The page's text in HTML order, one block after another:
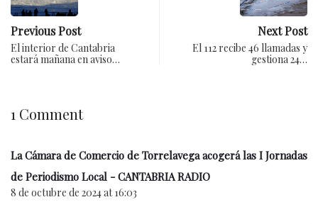
Previous Post
El interior de Cantabria
estará mañana en aviso…
Next Post
El 112 recibe 46 llamadas y
gestiona 24…
1 Comment
La Cámara de Comercio de Torrelavega acogerá las I Jornadas
de Periodismo Local - CANTABRIA RADIO
8 de octubre de 2024 at 16:03